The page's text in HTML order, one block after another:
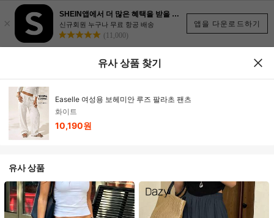
앱을 다운로드하기
×
SHEIN앱에서 더 많은 혜택을 받을 수 있어요.
신규회원 누구나 무료 항공 배송
(11,000)
유사 상품 찾기
Easelle 여성용 보헤미안 루즈 팔라초 팬츠
화이트
10,190원
유사 상품